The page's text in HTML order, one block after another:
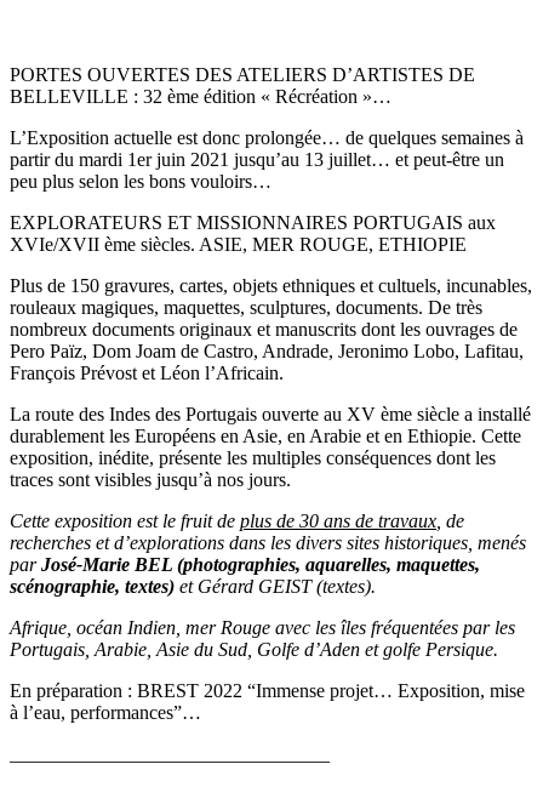
PORTES OUVERTES DES ATELIERS D’ARTISTES DE
BELLEVILLE : 32 ème édition « Récréation »…
L’Exposition actuelle est donc prolongée… de quelques semaines à
partir du mardi 1er juin 2021 jusqu’au 13 juillet… et peut-être un
peu plus selon les bons vouloirs…
EXPLORATEURS ET MISSIONNAIRES PORTUGAIS aux
XVIe/XVII ème siècles. ASIE, MER ROUGE, ETHIOPIE
Plus de 150 gravures, cartes, objets ethniques et cultuels, incunables,
rouleaux magiques, maquettes, sculptures, documents. De très
nombreux documents originaux et manuscrits dont les ouvrages de
Pero Païz, Dom Joam de Castro, Andrade, Jeronimo Lobo, Lafitau,
François Prévost et Léon l’Africain.
La route des Indes des Portugais ouverte au XV ème siècle a installé
durablement les Européens en Asie, en Arabie et en Ethiopie. Cette
exposition, inédite, présente les multiples conséquences dont les
traces sont visibles jusqu’à nos jours.
Cette exposition est le fruit de plus de 30 ans de travaux , de
recherches et d’explorations dans les divers sites historiques, menés
parJosé-Marie BEL (photographies, aquarelles, maquettes,
scénographie, textes) et Gérard GEIST (textes).
Afrique, océan Indien, mer Rouge avec les îles fréquentées par les
Portugais, Arabie, Asie du Sud, Golfe d’Aden et golfe Persique.
En préparation : BREST 2022 “Immense projet… Exposition, mise
à l’eau, performances”…